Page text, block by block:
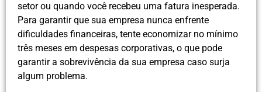
setor ou quando você recebeu uma fatura inesperada.
Para garantir que sua empresa nunca enfrente
dificuldades financeiras, tente economizar no mínimo
três meses em despesas corporativas, o que pode
garantir a sobrevivência da sua empresa caso surja
algum problema.